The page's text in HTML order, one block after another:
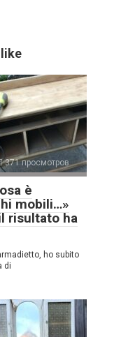
371 просмотров
è
mobili…»
risultato ha
ho subito
di